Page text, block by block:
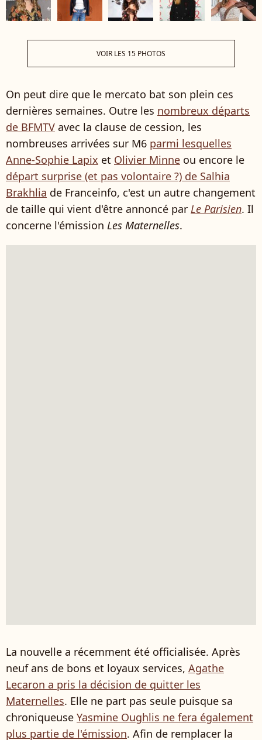
VOIR LES 15 PHOTOS
On peut dire que le mercato bat son plein ces
dernières semaines. Outre les nombreux départs
de BFMTV avec la clause de cession, les
nombreuses arrivées sur M6 parmi lesquelles
Anne-Sophie Lapix et Olivier Minne ou encore le
départ surprise (et pas volontaire ?) de Salhia
Brakhlia de Franceinfo, c'est un autre changement
de taille qui vient d'être annoncé par Le Parisien. Il
concerne l'émission Les Maternelles.
La nouvelle a récemment été officialisée. Après
neuf ans de bons et loyaux services, Agathe
Lecaron a pris la décision de quitter les
Maternelles. Elle ne part pas seule puisque sa
chroniqueuse Yasmine Oughlis ne fera également
plus partie de l'émission. Afin de remplacer la